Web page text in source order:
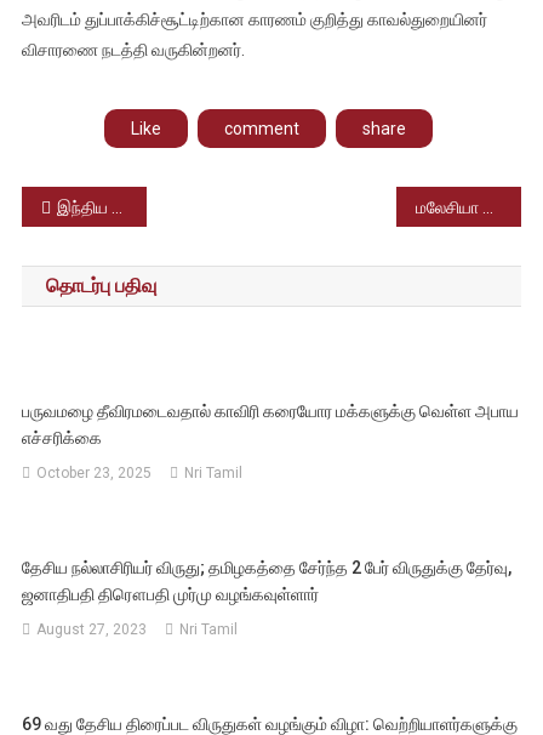
அவரிடம் துப்பாக்கிச்சூட்டிற்கான காரணம் குறித்து காவல்துறையினர்
விசாரணை நடத்தி வருகின்றனர்.
Like comment share
Post
navigation
இந்திய தேர்தல் ஆணையத்திடம் குவியும் ஈரோடு இடைத்தேர்தல் முறைகேடுகள் தொடர்பான புகார்கள் – தேர்தல் தள்ளிப்போகுமா.?
தொடர்பு பதிவு
பருவமழை தீவிரமடைவதால் காவிரி கரையோர மக்களுக்கு வெள்ள அபாய
எச்சரிக்கை
October 23, 2025 Nri Tamil
தேசிய நல்லாசிரியர் விருது; தமிழகத்தை சேர்ந்த 2 பேர் விருதுக்கு தேர்வு,
ஜனாதிபதி திரௌபதி முர்மு வழங்கவுள்ளார்
August 27, 2023 Nri Tamil
69 வது தேசிய திரைப்பட விருதுகள் வழங்கும் விழா: வெற்றியாளர்களுக்கு